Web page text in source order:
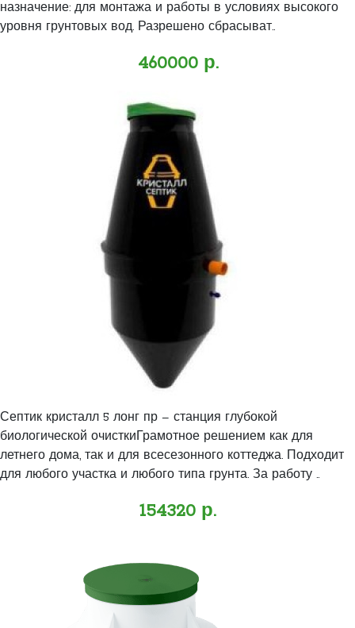
назначение: для монтажа и работы в условиях высокого
уровня грунтовых вод. Разрешено сбрасыват..
460000 р.
Септик кристалл 5 лонг пр – станция глубокой
биологической очисткиГрамотное решением как для
летнего дома, так и для всесезонного коттеджа. Подходит
для любого участка и любого типа грунта. За работу ..
154320 р.